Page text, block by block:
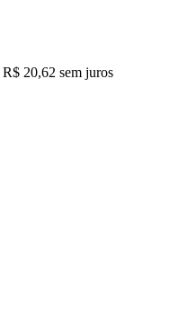
R$ 20,62 sem juros